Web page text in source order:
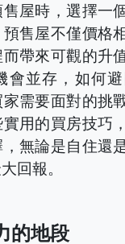
屋時，選擇一
預售屋不僅價格
帶來可觀的升值
會並存，如何
需要面對的挑戰
用的買房技巧
無論是自住還
回報。
的地段